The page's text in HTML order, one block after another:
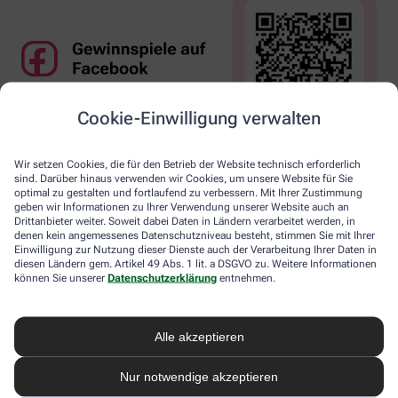
Cookie-Einwilligung verwalten
Wir setzen Cookies, die für den Betrieb der Website technisch erforderlich
sind. Darüber hinaus verwenden wir Cookies, um unsere Website für Sie
optimal zu gestalten und fortlaufend zu verbessern. Mit Ihrer Zustimmung
geben wir Informationen zu Ihrer Verwendung unserer Website auch an
Drittanbieter weiter. Soweit dabei Daten in Ländern verarbeitet werden, in
denen kein angemessenes Datenschutzniveau besteht, stimmen Sie mit Ihrer
Einwilligung zur Nutzung dieser Dienste auch der Verarbeitung Ihrer Daten in
diesen Ländern gem. Artikel 49 Abs. 1 lit. a DSGVO zu. Weitere Informationen
können Sie unserer Datenschutzerklärung entnehmen.
Alle akzeptieren
Nur notwendige akzeptieren